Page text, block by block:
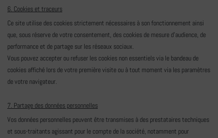
6. Cookies et traceurs
Ce site utilise des cookies strictement nécessaires à son fonctionnement ainsi
que, sous réserve de votre consentement, des cookies de mesure d'audience, de
performance et de partage sur les réseaux sociaux.
Vous pouvez accepter ou refuser les cookies non essentiels via le bandeau de
cookies affiché lors de votre première visite ou à tout moment via les paramètres
de votre navigateur.
7. Partage des données personnelles
Vos données personnelles peuvent être transmises à des prestataires techniques
et sous-traitants agissant pour le compte de la société, notamment pour